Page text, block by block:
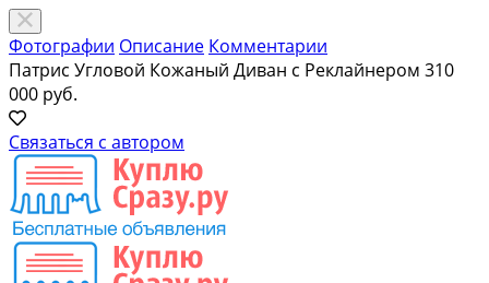
Фотографии Описание Комментарии
Патрис Угловой Кожаный Диван с Реклайнером 310
000 руб.
Связаться с автором